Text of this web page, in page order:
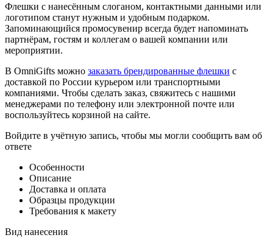
Флешки с нанесённым слоганом, контактными данными или
логотипом станут нужным и удобным подарком.
Запоминающийся промосувенир всегда будет напоминать
партнёрам, гостям и коллегам о вашей компании или
мероприятии.
В OmniGifts можно заказать брендированные флешки с
доставкой по России курьером или транспортными
компаниями. Чтобы сделать заказ, свяжитесь с нашими
менеджерами по телефону или электронной почте или
воспользуйтесь корзиной на сайте.
Войдите в учётную запись, чтобы мы могли сообщить вам об
ответе
Особенности
Описание
Доставка и оплата
Образцы продукции
Требования к макету
Вид нанесения